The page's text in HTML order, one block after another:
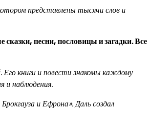
представлены тысячи слов и
песни, пословицы и загадки. Все
книги и повести знакомы каждому
и наблюдения.
и Ефрона». Даль создал